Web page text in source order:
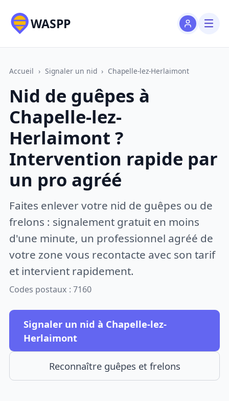
WASPP
Accueil › Signaler un nid › Chapelle-lez-Herlaimont
Nid de guêpes à
Chapelle-lez-
Herlaimont ?
Intervention rapide par
un pro agréé
Faites enlever votre nid de guêpes ou de
frelons : signalement gratuit en moins
d'une minute, un professionnel agréé de
votre zone vous recontacte avec son tarif
et intervient rapidement.
Codes postaux : 7160
Signaler un nid à Chapelle-lez-
Herlaimont
Reconnaître guêpes et frelons